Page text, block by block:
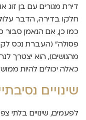
דירת מגורים עם בן זוג
חלקו בדירה, הדבר
כמו כן, אם הנאמן סבור
פסולה" (העברת נכס
מהנושים), הוא יצטרך
כאלה יכולים להיות
שינויים
לפעמים, שינויים בלתי